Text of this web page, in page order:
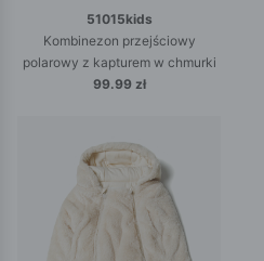
51015kids
Kombinezon przejściowy
polarowy z kapturem w chmurki
99.99 zł